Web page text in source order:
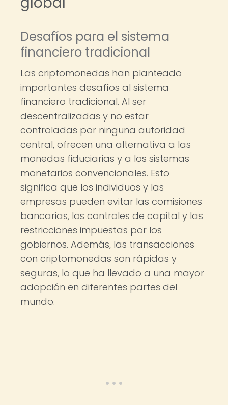
Desafíos para el sistema
financiero tradicional
Las criptomonedas han planteado
importantes desafíos al sistema
financiero tradicional. Al ser
descentralizadas y no estar
controladas por ninguna autoridad
central, ofrecen una alternativa a las
monedas fiduciarias y a los sistemas
monetarios convencionales. Esto
significa que los individuos y las
empresas pueden evitar las comisiones
bancarias, los controles de capital y las
restricciones impuestas por los
gobiernos. Además, las transacciones
con criptomonedas son rápidas y
seguras, lo que ha llevado a una mayor
adopción en diferentes partes del
mundo.